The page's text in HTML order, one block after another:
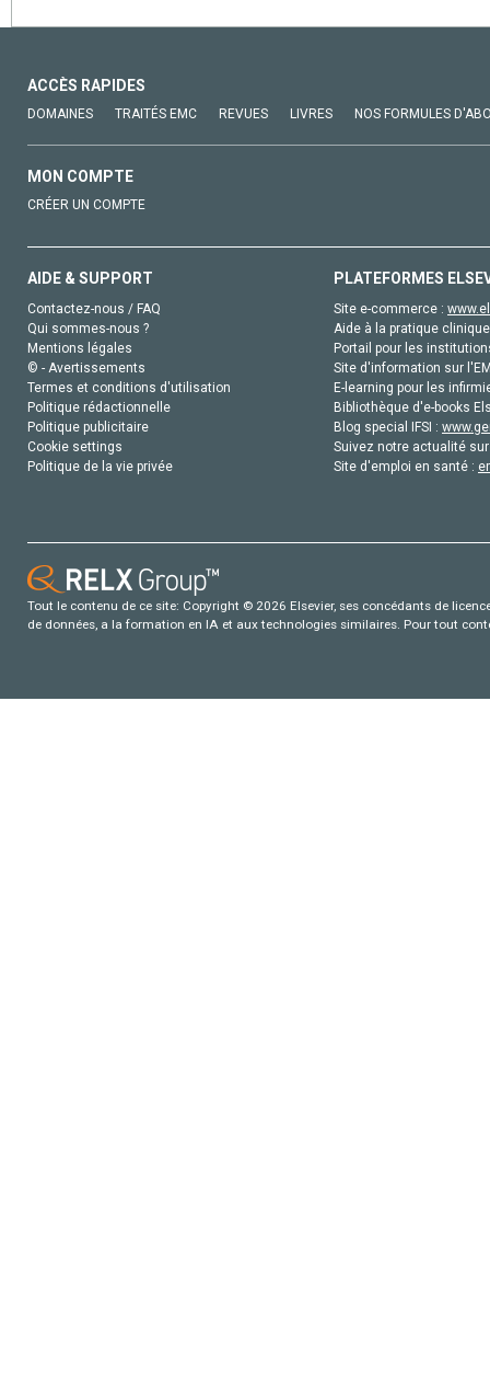
ACCÈS RAPIDES
DOMAINES TRAITÉS EMC REVUES LIVRES NOS FORMULES
MON COMPTE
CRÉER UN COMPTE
AIDE & SUPPORT
Contactez-nous / FAQ
Qui sommes-nous ?
Mentions légales
© - Avertissements
Termes et conditions d'utilisation
Politique rédactionnelle
Politique publicitaire
Cookie settings
Politique de la vie privée
PLATEFORMES
Site e-commerce :
Aide à la pratique
Portail pour les
Site d'information sur
E-learning pour les
Bibliothèque d'e-books
Blog special IFSI :
Suivez notre actualité
Site d'emploi en santé :
Tout le contenu de ce site: Copyright © 2026 Elsevier, ses concédants de
de données, a la formation en IA et aux technologies similaires. Pour tout